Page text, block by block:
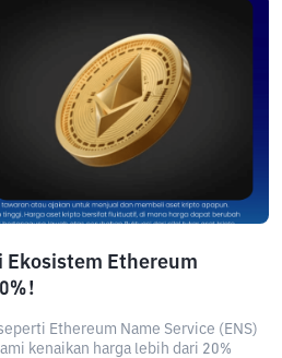
Ekosistem Ethereum
Ethereum Name Service (ENS)
kenaikan harga lebih dari 20%